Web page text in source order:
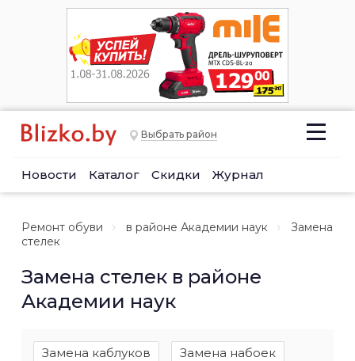
Выбрать район
Новости Каталог Скидки Журнал
Ремонт обуви в районе Академии наук
Замена
стелек
Замена стелек в районе
Академии наук
Замена каблуков Замена набоек